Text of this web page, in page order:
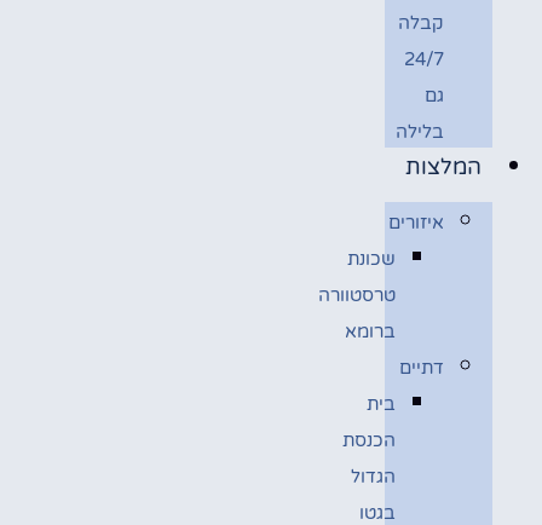
קבלה
24/7
גם
בלילה
המלצות
איזורים
שכונת
טרסטוורה
ברומא
דתיים
בית
הכנסת
הגדול
בגטו